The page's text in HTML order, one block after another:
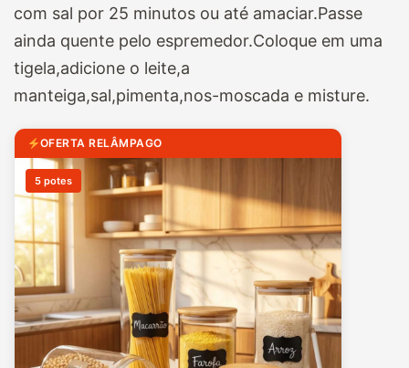
com sal por 25 minutos ou até amaciar.Passe
ainda quente pelo espremedor.Coloque em uma
tigela,adicione o leite,a
manteiga,sal,pimenta,nos-moscada e misture.
OFERTA RELÂMPAGO
5 potes